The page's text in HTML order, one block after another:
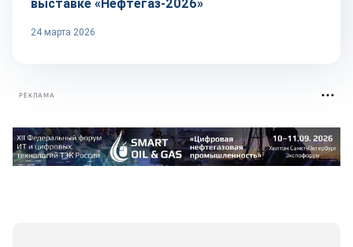
выставке «Нефтегаз-2026»
24 марта 2026
РЕКЛАМА